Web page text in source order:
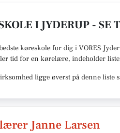
I JYDERUP - SE
køreskole for dig i VORES
tid for en kørelære, indeholder
ligge øverst på denne liste
Janne Larsen